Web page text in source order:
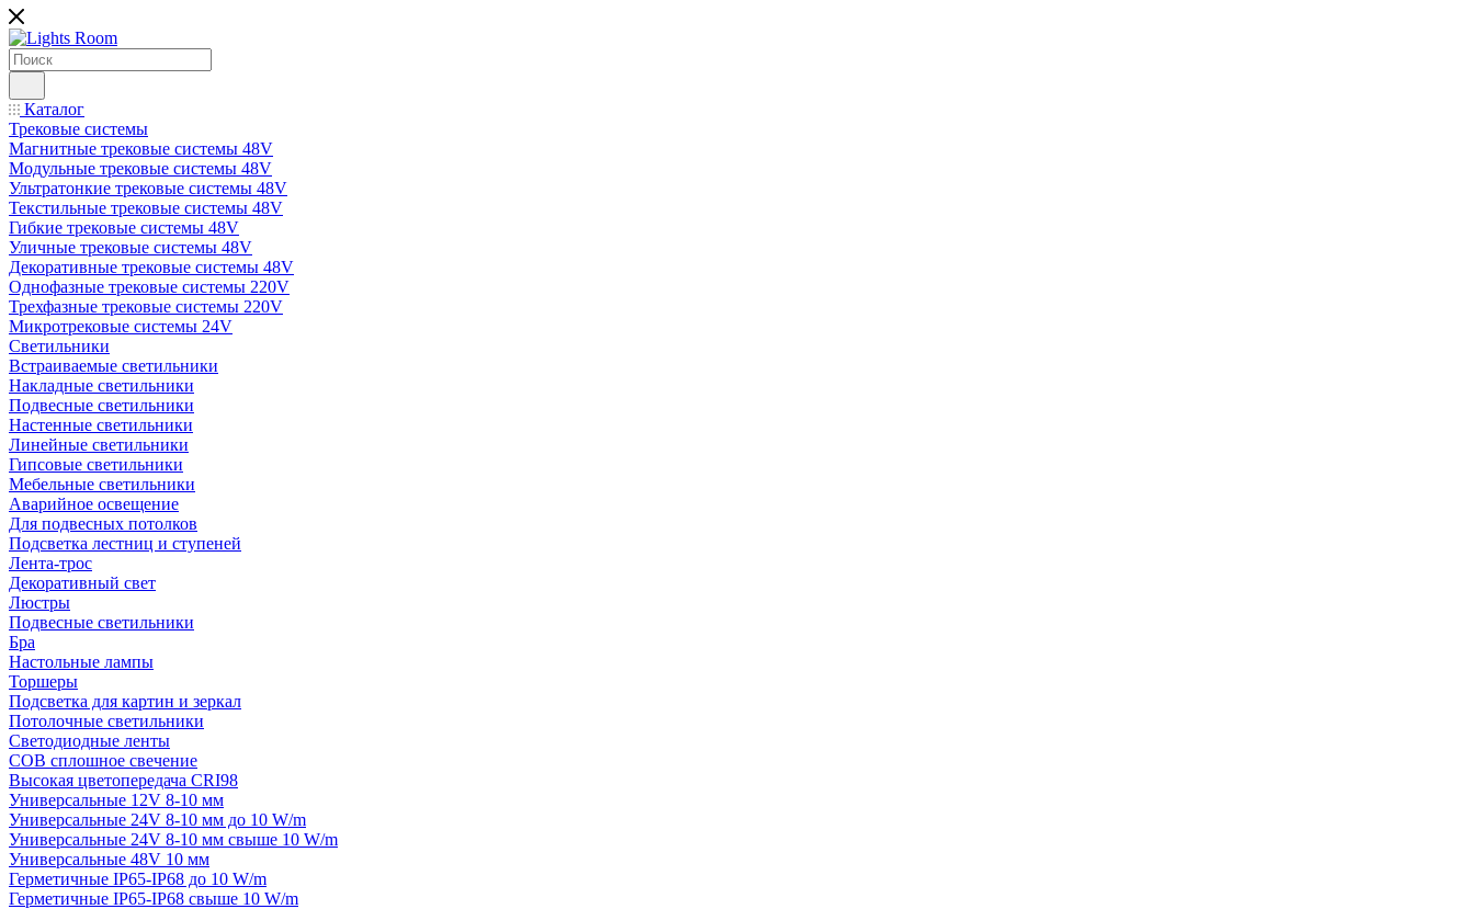
Каталог
Трековые системы
Магнитные трековые системы 48V
Модульные трековые системы 48V
Ультратонкие трековые системы 48V
Текстильные трековые системы 48V
Гибкие трековые системы 48V
Уличные трековые системы 48V
Декоративные трековые системы 48V
Однофазные трековые системы 220V
Трехфазные трековые системы 220V
Микротрековые системы 24V
Светильники
Встраиваемые светильники
Накладные светильники
Подвесные светильники
Настенные светильники
Линейные светильники
Гипсовые светильники
Мебельные светильники
Аварийное освещение
Для подвесных потолков
Подсветка лестниц и ступеней
Лента-трос
Декоративный свет
Люстры
Подвесные светильники
Бра
Настольные лампы
Торшеры
Подсветка для картин и зеркал
Потолочные светильники
Светодиодные ленты
COB сплошное свечение
Высокая цветопередача CRI98
Универсальные 12V 8-10 мм
Универсальные 24V 8-10 мм до 10 W/m
Универсальные 24V 8-10 мм свыше 10 W/m
Универсальные 48V 10 мм
Герметичные IP65-IP68 до 10 W/m
Герметичные IP65-IP68 свыше 10 W/m